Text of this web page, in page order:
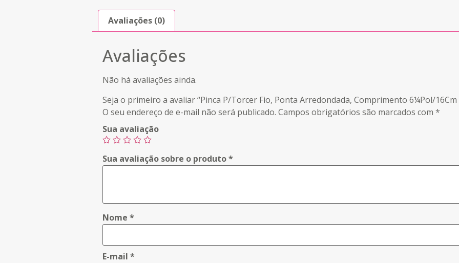
Avaliações (0)
Avaliações
Não há avaliações ainda.
Seja o primeiro a avaliar “Pinca P/Torcer Fio, Ponta Arredondada, Comprimento 6¼Pol/16Cm
O seu endereço de e-mail não será publicado. Campos obrigatórios são marcados com *
Sua avaliação
Sua avaliação sobre o produto*
Nome *
E-mail *